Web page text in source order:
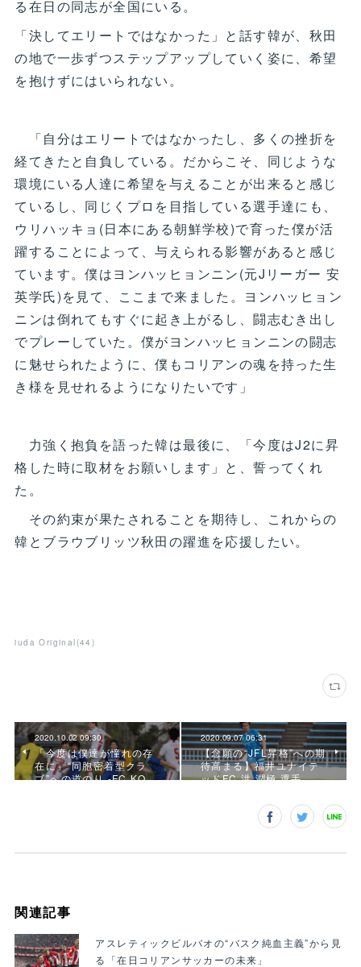
る在日の同志が全国にいる。
「決してエリートではなかった」と話す韓が、秋田
の地で一歩ずつステップアップしていく姿に、希望
を抱けずにはいられない。
「自分はエリートではなかったし、多くの挫折を
経てきたと自負している。だからこそ、同じような
環境にいる人達に希望を与えることが出来ると感じ
ているし、同じくプロを目指している選手達にも、
ウリハッキョ(日本にある朝鮮学校)で育った僕が活
躍することによって、与えられる影響があると感じ
ています。僕はヨンハッヒョンニン(元Jリーガー 安
英学氏)を見て、ここまで来ました。ヨンハッヒョン
ニンは倒れてもすぐに起き上がるし、闘志むき出し
でプレーしていた。僕がヨンハッヒョンニンの闘志
に魅せられたように、僕もコリアンの魂を持った生
き様を見せれるようになりたいです」
力強く抱負を語った韓は最後に、「今度はJ2に昇
格した時に取材をお願いします」と、誓ってくれ
た。
その約束が果たされることを期待し、これからの
韓とブラウブリッツ秋田の躍進を応援したい。
iuda Original (44 )
2020.10.02 09:30
「今度は僕達が憧れの存
在に」“同胞密着型クラ
ブ”への道のり -FC KO…
2020.09.07 06:31
【念願の“JFL昇格”への期
待高まる】福井ユナイテ
ッドFC 洪 潤極 選手
関連記事
アスレティックビルバオの“バスク純血主義”から見
る「在日コリアンサッカーの未来」